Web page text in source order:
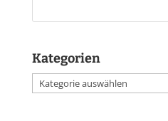
Kategorien
Kategorien